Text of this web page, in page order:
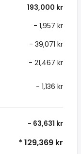
193,000 kr
- 1,957 kr
- 39,071 kr
- 21,467 kr
- 1,136 kr
- 63,631 kr
* 129,369 kr